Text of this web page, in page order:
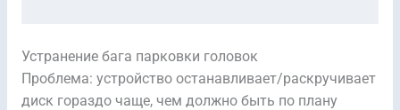
Устранение бага парковки головок
Проблема: устройство останавливает/раскручивает
диск гораздо чаще, чем должно быть по плану